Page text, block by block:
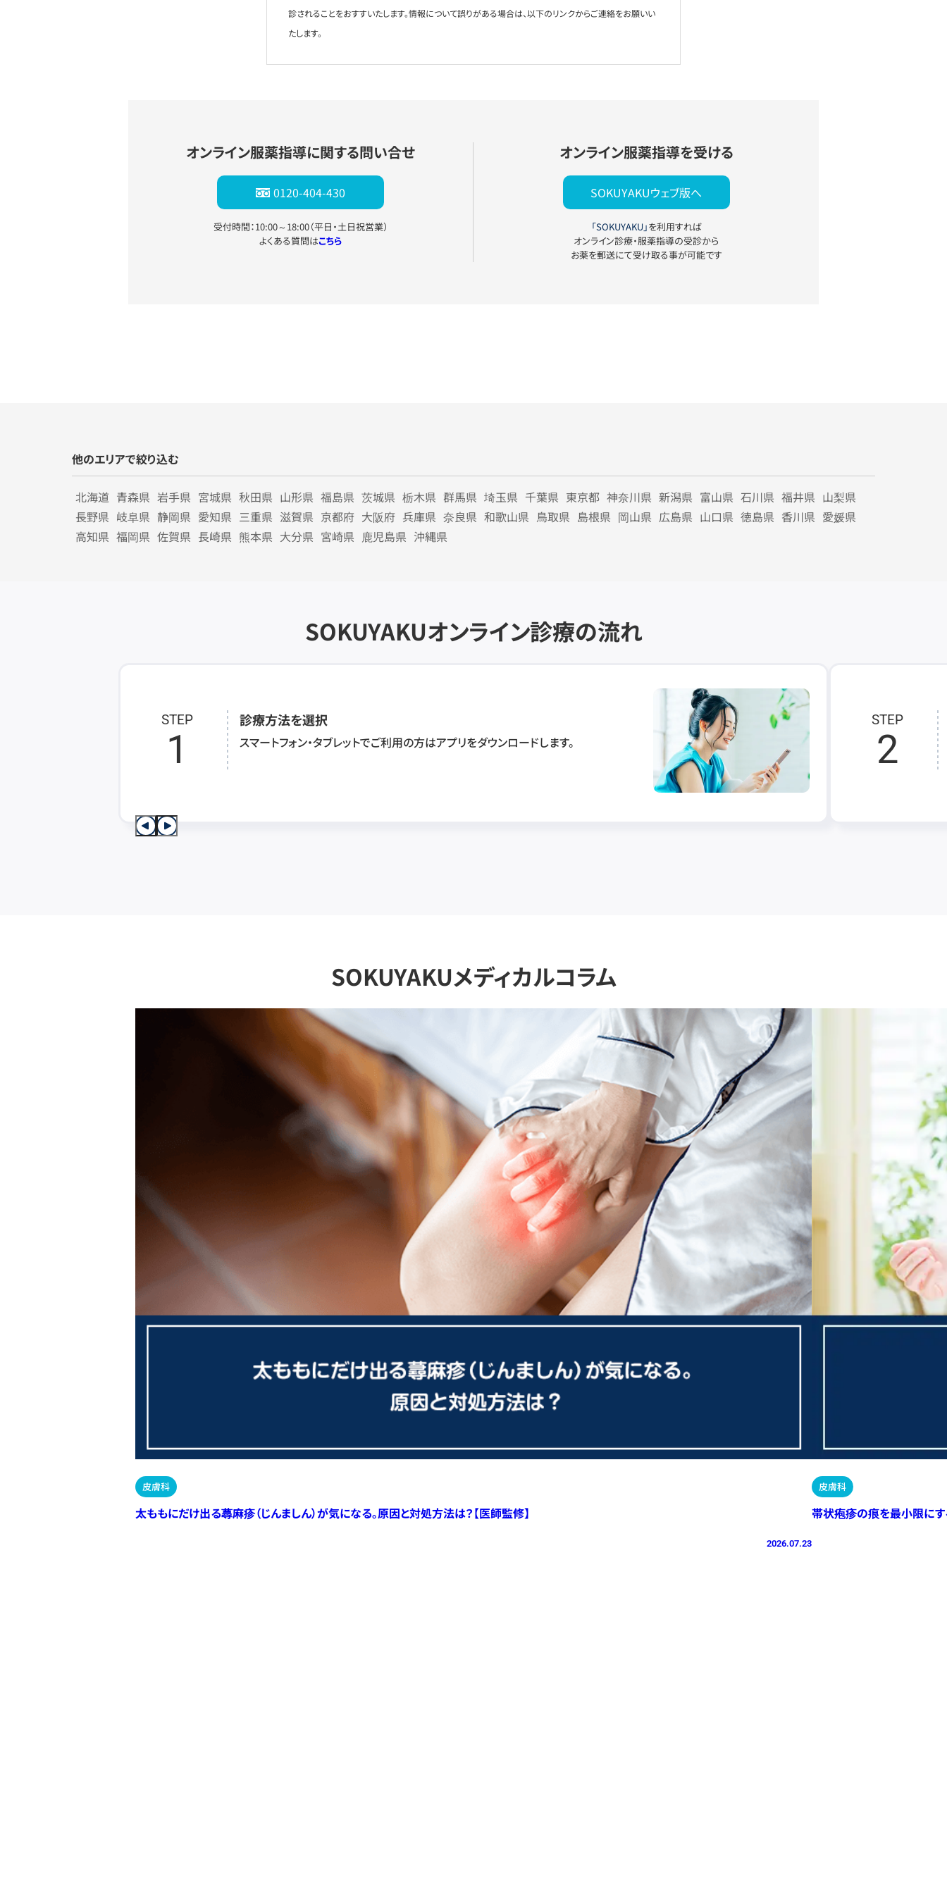
診されることをおすすいたします。情報について誤りがある場合は、以下のリンクからご連絡をお願いい
たします。
オンライン服薬指導に関する問い合せ
0120-404-430
受付時間：10:00～18:00（平日・土日祝営業）
よくある質問はこちら
オンライン服薬指導を受ける
SOKUYAKUウェブ版へ
「SOKUYAKU」を利用すれば
オンライン診療・服薬指導の受診から
お薬を郵送にて受け取る事が可能です
他のエリアで絞り込む
北海道 青森県 岩手県 宮城県 秋田県 山形県 福島県 茨城県 栃木県 群馬県 埼玉県 千葉県 東京都 神奈川県 新潟県 富山県 石川県 福井県 山梨県
長野県 岐阜県 静岡県 愛知県 三重県 滋賀県 京都府 大阪府 兵庫県 奈良県 和歌山県 鳥取県 島根県 岡山県 広島県 山口県 徳島県 香川県 愛媛県
高知県 福岡県 佐賀県 長崎県 熊本県 大分県 宮崎県 鹿児島県 沖縄県
SOKUYAKUオンライン診療の流れ
STEP
1
診療方法を選択
スマートフォン・タブレットでご利用の方はアプリをダウンロードします。
STEP
2
SOKUYAKUメディカルコラム
皮膚科
太ももにだけ出る蕁麻疹（じんましん）が気になる。原因と対処方法は？【医師監修】
2026.07.23
皮膚科
帯状疱疹の痕を最小限にす